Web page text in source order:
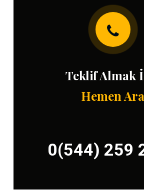
Teklif Almak
Hemen Ara
0(544) 259